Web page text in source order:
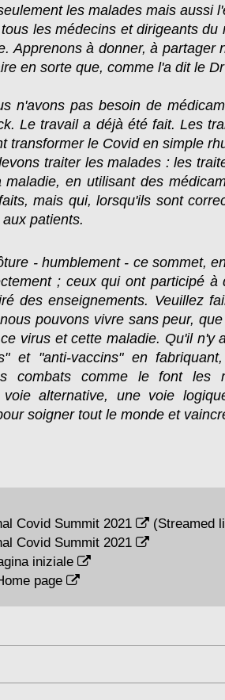
les malades mais aussi
les médecins et dirigeants du
Apprenons à donner, à partager
en sorte que, comme l'a dit le
n'avons pas besoin de
Le travail a déjà été fait. Les
transformer le Covid en simple
traiter les malades : les
en utilisant des
mais qui, lorsqu'ils sont
patients.
- humblement - ce sommet,
; ceux qui ont participé
des enseignements. Veuillez
pouvons vivre sans peur,
virus et cette maladie. Qu'il n'y
et "anti-vaccins" en
combats comme le font les
alternative, une voie
soigner tout le monde et
Covid Summit 2021
(Streamed
Covid Summit 2021
iniziale
page